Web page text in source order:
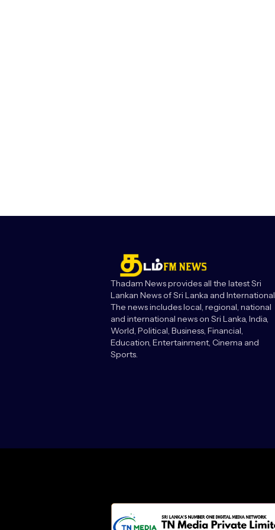
Thadam News provides all the latest Sri
Lankan News of Sri Lanka and International
The news includes local, regional, national
and international news on Sri Lanka, India,
World, Political, Business, Financial,
Education, Entertainment, Cinema and
Sports.